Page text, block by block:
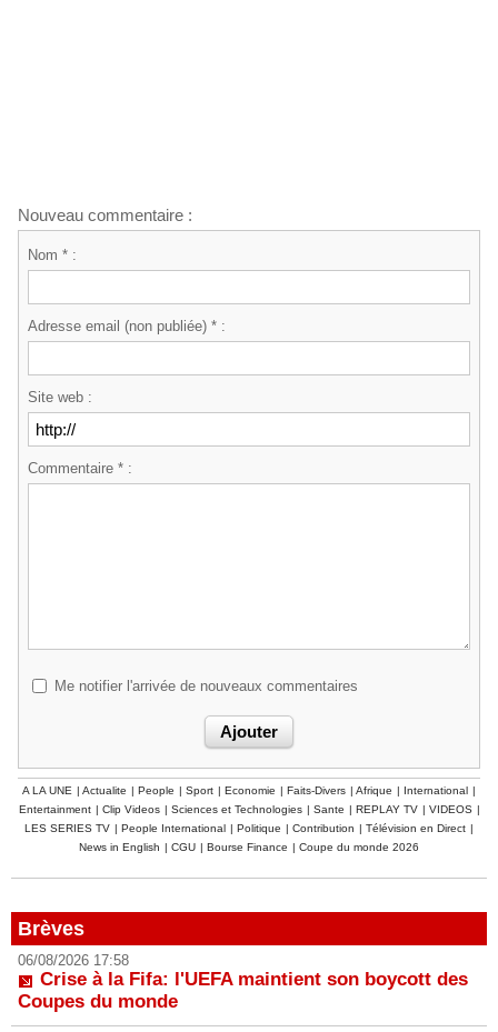
Nouveau commentaire :
Nom * :
Adresse email (non publiée) * :
Site web :
Commentaire * :
Me notifier l'arrivée de nouveaux commentaires
A LA UNE | Actualite | People | Sport | Economie | Faits-Divers | Afrique | International |
Entertainment | Clip Videos | Sciences et Technologies | Sante | REPLAY TV | VIDEOS |
LES SERIES TV | People International | Politique | Contribution | Télévision en Direct |
News in English | CGU | Bourse Finance | Coupe du monde 2026
Brèves
06/08/2026 17:58
Crise à la Fifa: l'UEFA maintient son boycott des
Coupes du monde